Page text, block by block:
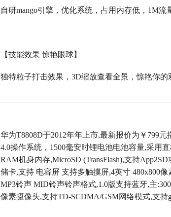
自研mango引擎，优化系统，占用内存低， 1M流
【技能效果 惊艳眼球】
独特粒子打击效果，3D缩放查看全景，惊艳你的
华为T8808D于2012年年上市,最新报价为￥799元
4.0操作系统，1500毫安时锂电池电池容量,采用
RAM机身内存,MicroSD (TransFlash),支持
储卡,支持 电容屏 支持多触摸屏,4英寸 480x800
MP3铃声 MID铃声铃声格式,1.0版支持蓝牙,主
像素摄像头,支持TD-SCDMA/GSM网络模式,支持